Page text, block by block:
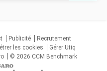
Publicité
Recrutement
les cookies
Gérer Utiq
© 2026 CCM Benchmark